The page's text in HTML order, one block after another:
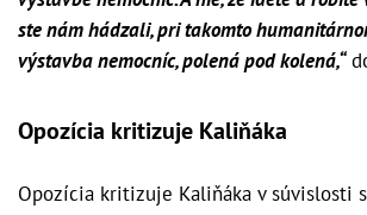
ste nám hádzali, pri takomto
výstavba nemocníc, polená pod kolená,“
Opozícia kritizuje Kaliňáka
Opozícia kritizuje Kaliňáka v súvislosti